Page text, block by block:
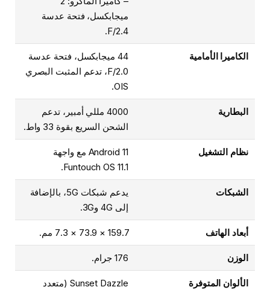
ميجابكسل، فتحة عدسة
F/2.4.
الكاميرا الأمامية
44 ميجابكسل، فتحة عدسة
F/2.0، تدعم المثبت البصري
OIS.
البطارية
4000 مللي أمبير، تدعم
الشحن السريع بقوة 33 واط.
نظام التشغيل
Android 11 مع واجهة
Funtouch OS 11.1.
الشبكات
يدعم شبكات 5G، بالإضافة
إلى 4G و3G.
أبعاد الهاتف 159.7 × 73.9 × 7.3 مم.
الوزن 176 جرام.
الألوان المتوفرة
Sunset Dazzle (متعدد